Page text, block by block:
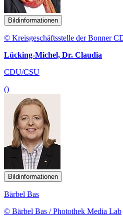
Bildinformationen
© Kreisgeschäftsstelle der Bonner
Lücking-Michel, Dr. Claudia
CDU/CSU
()
Bildinformationen
Bärbel Bas
© Bärbel Bas / Photothek Media Lab